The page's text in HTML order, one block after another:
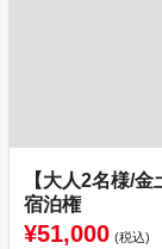
【大人2名様/
宿泊権
¥51,000 (税込)